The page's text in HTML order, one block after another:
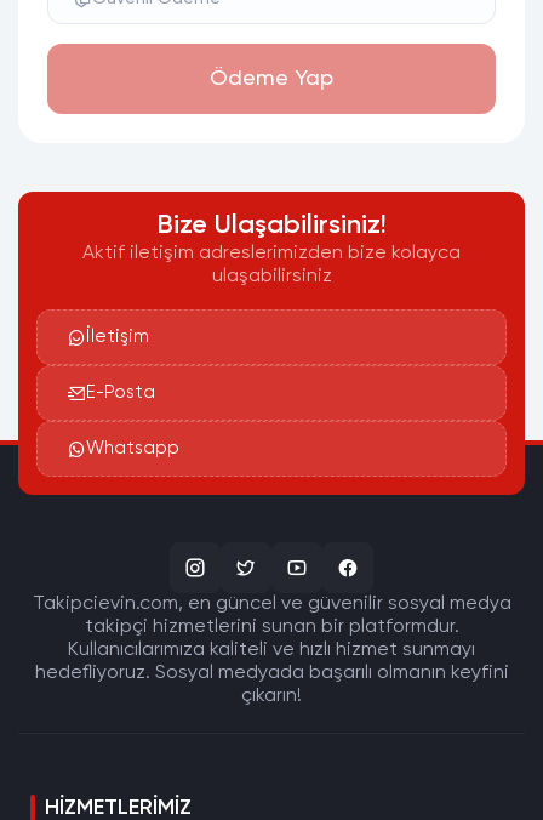
Ödeme Yap
Bize Ulaşabilirsiniz!
Aktif iletişim adreslerimizden bize kolayca
ulaşabilirsiniz
İletişim
E-Posta
Whatsapp
Takipcievin.com, en güncel ve güvenilir sosyal medya
takipçi hizmetlerini sunan bir platformdur.
Kullanıcılarımıza kaliteli ve hızlı hizmet sunmayı
hedefliyoruz. Sosyal medyada başarılı olmanın keyfini
çıkarın!
HIZMETLERIMIZ